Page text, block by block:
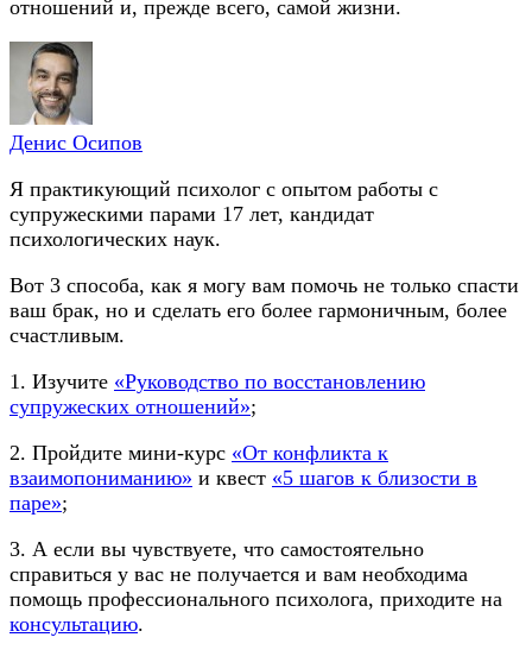
отношений и, прежде всего, самой жизни.
Денис Осипов
Я практикующий психолог с опытом работы с
супружескими парами 17 лет, кандидат
психологических наук.
Вот 3 способа, как я могу вам помочь не только спасти
ваш брак, но и сделать его более гармоничным, более
счастливым.
1. Изучите «Руководство по восстановлению
супружеских отношений»;
2. Пройдите мини-курс «От конфликта к
взаимопониманию» и квест «5 шагов к близости в
паре»;
3. А если вы чувствуете, что самостоятельно
справиться у вас не получается и вам необходима
помощь профессионального психолога, приходите на
консультацию.